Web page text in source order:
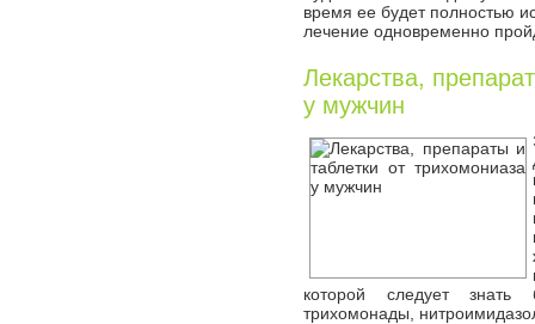
время ее будет полностью
лечение одновременно
Лекарства,
у мужчин
которой следует знать
трихомонады,